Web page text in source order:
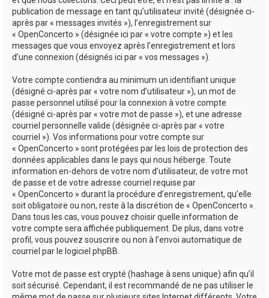
publication de message en tant qu’utilisateur invité (désignée ci-
après par « messages invités »), l’enregistrement sur
« OpenConcerto » (désignée ici par « votre compte ») et les
messages que vous envoyez après l’enregistrement et lors
d’une connexion (désignés ici par « vos messages »).
Votre compte contiendra au minimum un identifiant unique
(désigné ci-après par « votre nom d’utilisateur »), un mot de
passe personnel utilisé pour la connexion à votre compte
(désigné ci-après par « votre mot de passe »), et une adresse
courriel personnelle valide (désignée ci-après par « votre
courriel »). Vos informations pour votre compte sur
« OpenConcerto » sont protégées par les lois de protection des
données applicables dans le pays qui nous héberge. Toute
information en-dehors de votre nom d’utilisateur, de votre mot
de passe et de votre adresse courriel requise par
« OpenConcerto » durant la procédure d’enregistrement, qu’elle
soit obligatoire ou non, reste à la discrétion de « OpenConcerto ».
Dans tous les cas, vous pouvez choisir quelle information de
votre compte sera affichée publiquement. De plus, dans votre
profil, vous pouvez souscrire ou non à l’envoi automatique de
courriel par le logiciel phpBB.
Votre mot de passe est crypté (hashage à sens unique) afin qu’il
soit sécurisé. Cependant, il est recommandé de ne pas utiliser le